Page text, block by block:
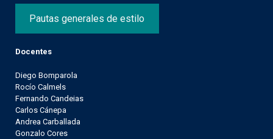
Pautas generales de estilo
Docentes
Diego Bomparola
Rocío Calmels
Fernando Candeias
Carlos Cánepa
Andrea Carballada
Gonzalo Cores